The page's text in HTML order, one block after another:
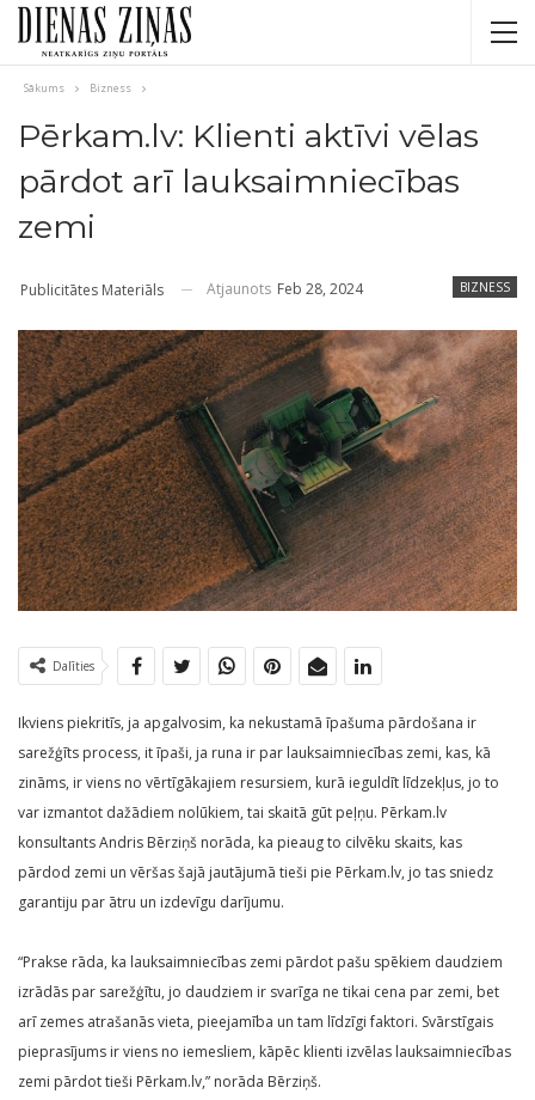
Sākums Bizness
Pērkam.lv: Klienti aktīvi vēlas
pārdot arī lauksaimniecības
zemi
BIZNESS
Publicitātes Materiāls Atjaunots Feb 28, 2024
Dalīties
Ikviens piekritīs, ja apgalvosim, ka nekustamā īpašuma pārdošana ir
sarežģīts process, it īpaši, ja runa ir par lauksaimniecības zemi, kas, kā
zināms, ir viens no vērtīgākajiem resursiem, kurā ieguldīt līdzekļus, jo to
var izmantot dažādiem nolūkiem, tai skaitā gūt peļņu. Pērkam.lv
konsultants Andris Bērziņš norāda, ka pieaug to cilvēku skaits, kas
pārdod zemi un vēršas šajā jautājumā tieši pie Pērkam.lv, jo tas sniedz
garantiju par ātru un izdevīgu darījumu.
“Prakse rāda, ka lauksaimniecības zemi pārdot pašu spēkiem daudziem
izrādās par sarežģītu, jo daudziem ir svarīga ne tikai cena par zemi, bet
arī zemes atrašanās vieta, pieejamība un tam līdzīgi faktori. Svārstīgais
pieprasījums ir viens no iemesliem, kāpēc klienti izvēlas lauksaimniecības
zemi pārdot tieši Pērkam.lv,” norāda Bērziņš.